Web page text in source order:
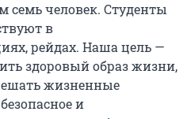
семь человек. Студенты
в
рейдах. Наша цель —
здоровый образ жизни,
жизненные
и